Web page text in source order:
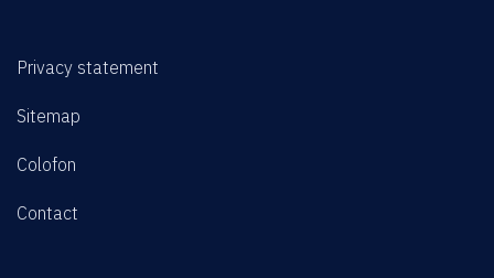
Privacy statement
Sitemap
Colofon
Contact